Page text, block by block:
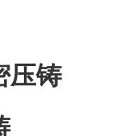
压铸